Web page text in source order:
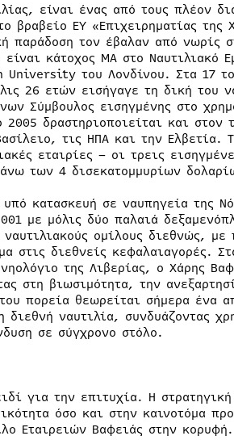
είναι ένας από τους πλέον
βραβείο ΕΥ «Επιχειρηματίας της
παράδοση τον έβαλαν από νωρίς
κάτοχος ΜΑ στο Ναυτιλιακό
University του Λονδίνου. Στα 17
26 ετών εισήγαγε τη δική του
Σύμβουλος εισηγμένης στο
δραστηριοποιείται και στον
τις ΗΠΑ και την Ελβετία.
εταιρίες – οι τρεις
των 4 δισεκατομμυρίων
κατασκευή σε ναυπηγεία της
με μόλις δύο παλαιά
ομίλους διεθνώς, με
στις διεθνείς κεφαλαιαγορές.
της Λιβερίας, ο Χάρης
στη βιωσιμότητα, την
πορεία θεωρείται σήμερα ένα
ναυτιλία, συνδυάζοντας
σε σύγχρονο στόλο.
για την επιτυχία. Η
όσο και στην καινοτόμα
Εταιρειών Βαφειάς στην κορυφή.